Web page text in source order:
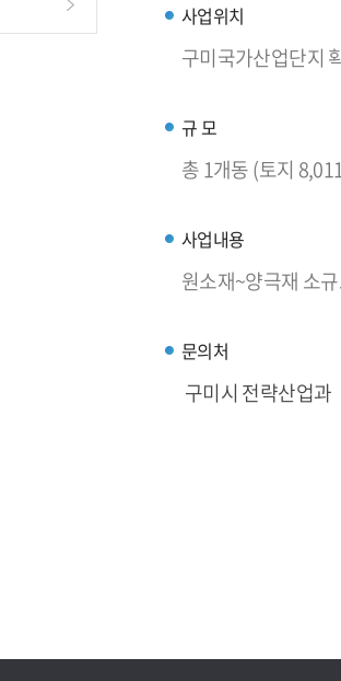
사업위치
구미국가산업단지
규 모
총 1개동 (토지
사업내용
원소재~양극재 소
문의처
구미시 전략산업과